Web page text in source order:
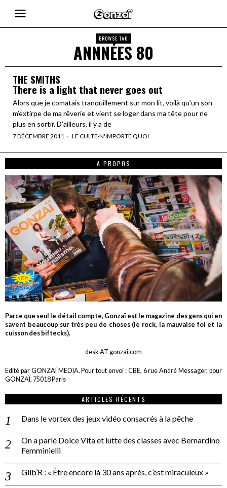
BROWSE TAG
ANNNÉES 80
THE SMITHS
There is a light that never goes out
Alors que je comatais tranquillement sur mon lit, voilà qu’un son
m’extirpe de ma rêverie et vient se loger dans ma tête pour ne
plus en sortir. D’ailleurs, il y a de
7 DÉCEMBRE 2011 LE CULTE·N'IMPORTE QUOI
A PROPOS
Parce que seul le détail compte, Gonzaï est le magazine des gens qui en
savent beaucoup sur très peu de choses (le rock, la mauvaise foi et la
cuisson des biftecks).
desk AT gonzai.com
Edité par GONZAÏ MEDIA. Pour tout envoi : CBE, 6 rue André Messager, pour
GONZAÏ, 75018 Paris
ARTICLES RÉCENTS
Dans le vortex des jeux vidéo consacrés à la pêche
On a parlé Dolce Vita et lutte des classes avec Bernardino
Femminielli
Gilb’R : « Être encore là 30 ans après, c’est miraculeux »